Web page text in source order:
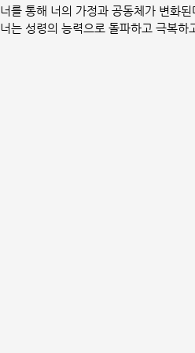
너를 통해 너의 가정과 공동체가 변화된
너는 성령의 능력으로 돌파하고 극복하